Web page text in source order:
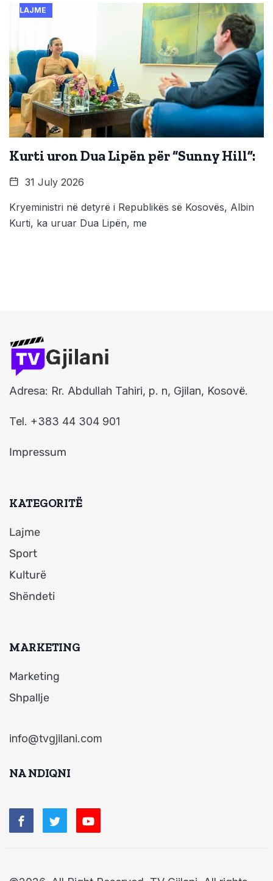
LAJME
Kurti uron Dua Lipën për “Sunny Hill”:
31 July 2026
Kryeministri në detyrë i Republikës së Kosovës, Albin
Kurti, ka uruar Dua Lipën, me
Adresa: Rr. Abdullah Tahiri, p. n, Gjilan, Kosovë.
Tel. +383 44 304 901
Impressum
KATEGORITË
Lajme
Sport
Kulturë
Shëndeti
MARKETING
Marketing
Shpallje
info@tvgjilani.com
NA NDIQNI